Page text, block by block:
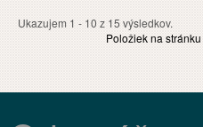
Ukazujem 1 - 10 z 15 výsledkov.
Položiek na